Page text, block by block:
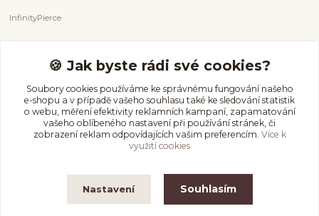
InfinityPierce
+420 731 681 038
(Po-Ne, 9-18 hod.)
info@infinitypierce.cz
🍪 Jak byste rádi své cookies?
Soubory cookies používáme ke správnému fungování našeho
e-shopu a v případě vašeho souhlasu také ke sledování statistik
o webu, měření efektivity reklamních kampaní, zapamatování
vašeho oblíbeného nastavení při používání stránek, či
zobrazení reklam odpovídajících vašim preferencím. Více k
využití cookies
Nastavení Souhlasím